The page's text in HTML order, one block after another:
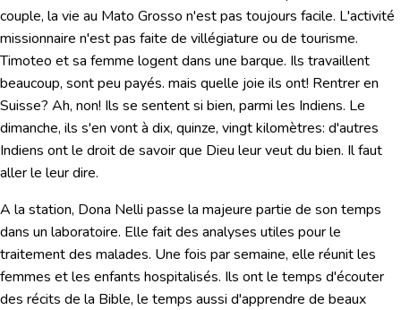
couple, la vie au Mato Grosso n'est pas toujours facile. L'activité
missionnaire n'est pas faite de villégiature ou de tourisme.
Timoteo et sa femme logent dans une barque. Ils travaillent
beaucoup, sont peu payés. mais quelle joie ils ont! Rentrer en
Suisse? Ah, non! Ils se sentent si bien, parmi les Indiens. Le
dimanche, ils s'en vont à dix, quinze, vingt kilomètres: d'autres
Indiens ont le droit de savoir que Dieu leur veut du bien. Il faut
aller le leur dire.
A la station, Dona Nelli passe la majeure partie de son temps
dans un laboratoire. Elle fait des analyses utiles pour le
traitement des malades. Une fois par semaine, elle réunit les
femmes et les enfants hospitalisés. Ils ont le temps d'écouter
des récits de la Bible, le temps aussi d'apprendre de beaux